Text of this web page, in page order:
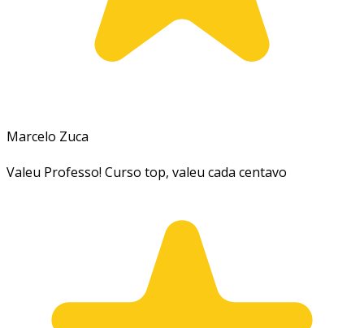
Marcelo Zuca
Valeu Professo! Curso top, valeu cada centavo